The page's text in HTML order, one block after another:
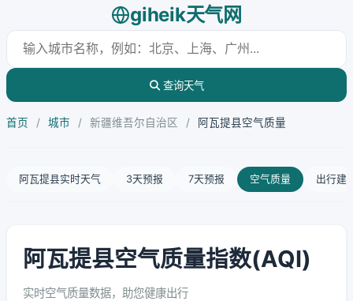
giheik天气网
查询天气
首页 / 城市 / 新疆维吾尔自治区 / 阿瓦提县空气质量
阿瓦提县实时天气 3天预报 7天预报 空气质量 出行建
阿瓦提县空气质量指数(AQI)
实时空气质量数据，助您健康出行